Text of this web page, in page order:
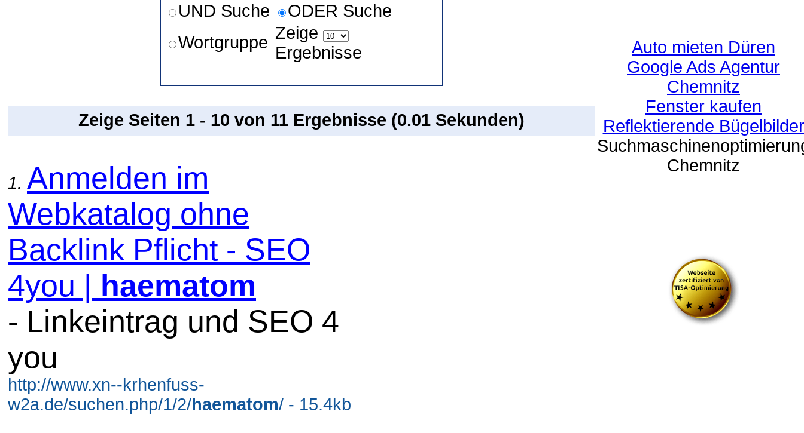
UND Suche
ODER Suche
Wortgruppe Zeige
Ergebnisse
Zeige Seiten 1 - 10 von 11 Ergebnisse (0.01 Sekunden)
1. Anmelden im
Webkatalog ohne
Backlink Pflicht - SEO
4you | haematom
- Linkeintrag und SEO 4
you
http://www.xn--krhenfuss-
w2a.de/suchen.php/1/2/haematom/ - 15.4kb
Auto mieten Düren
Google Ads Agentur
Chemnitz
Fenster kaufen
Reflektierende Bügelbilder
Chemnitz